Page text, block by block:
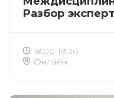
Разбор
18:00-19:30
Онлайн